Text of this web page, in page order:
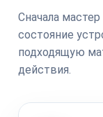
Сначала
состояние
подходящую
действия.